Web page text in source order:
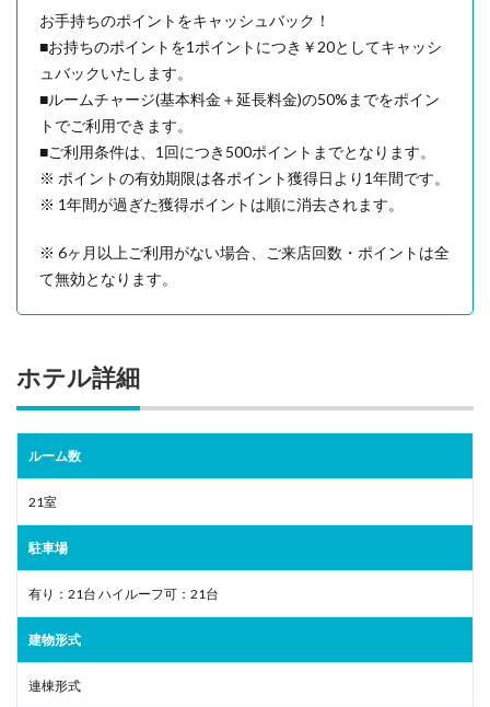
お手持ちのポイントをキャッシュバック！
■お持ちのポイントを1ポイントにつき￥20としてキャッシ
ュバックいたします。
■ルームチャージ(基本料金＋延長料金)の50%までをポイン
トでご利用できます。
■ご利用条件は、1回につき500ポイントまでとなります。
※ ポイントの有効期限は各ポイント獲得日より1年間です。
※ 1年間が過ぎた獲得ポイントは順に消去されます。
※ 6ヶ月以上ご利用がない場合、ご来店回数・ポイントは全
て無効となります。
ホテル詳細
ルーム数
21室
駐車場
有り：21台 ハイルーフ可：21台
建物形式
連棟形式